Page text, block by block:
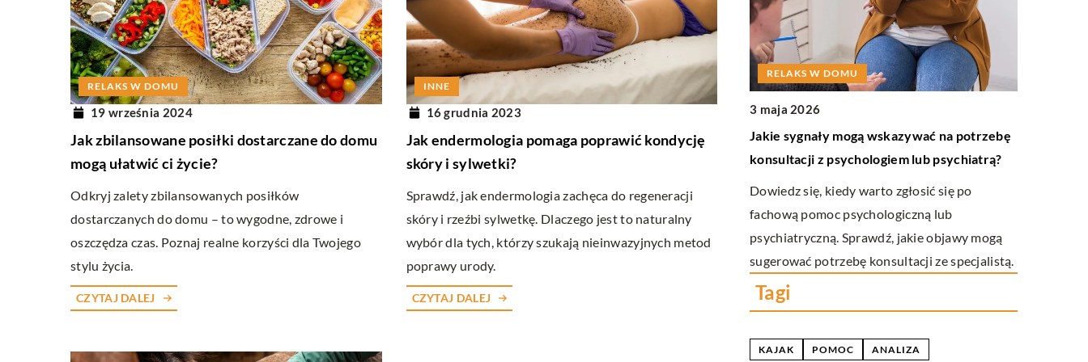
RELAKS W DOMU
19 września 2024
Jak zbilansowane posiłki dostarczane do domu
mogą ułatwić ci życie?
Odkryj zalety zbilansowanych posiłków
dostarczanych do domu – to wygodne, zdrowe i
oszczędza czas. Poznaj realne korzyści dla Twojego
stylu życia.
CZYTAJ DALEJ
INNE
16 grudnia 2023
Jak endermologia pomaga poprawić kondycję
skóry i sylwetki?
Sprawdź, jak endermologia zachęca do regeneracji
skóry i rzeźbi sylwetkę. Dlaczego jest to naturalny
wybór dla tych, którzy szukają nieinwazyjnych metod
poprawy urody.
CZYTAJ DALEJ
INNE
15 stycznia 2024
Zastosowanie lusterka stomatologicznego w
lekarskiej, pomagając w diagnozowaniu i
leczeniu różnych schorzeń jamy ustnej.
W RUCHU
6 maja 2026
Wybór Idealnych Trampków na Wiosenne
uwagę przy zakupie, aby zapewnić sobie
komfort podczas każdej przechadzki.
RELAKS W DOMU
3 maja 2026
Jakie sygnały mogą wskazywać na potrzebę
konsultacji z psychologiem lub psychiatrą?
Dowiedz się, kiedy warto zgłosić się po
fachową pomoc psychologiczną lub
psychiatryczną. Sprawdź, jakie objawy mogą
sugerować potrzebę konsultacji ze specjalistą.
Tagi
KAJAK POMOC ANALIZA